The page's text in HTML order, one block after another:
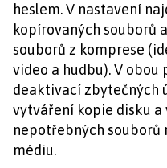
heslem. V nastavení
kopírovaných souborů
souborů z komprese
video a hudbu). V
deaktivací zbytečných
vytváření kopie disku
nepotřebných souborů
médiu.